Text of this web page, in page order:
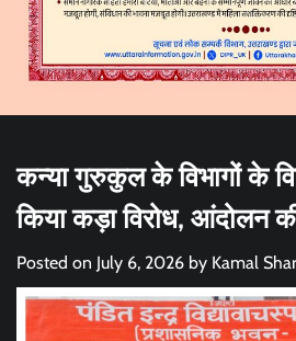
कन्या गुरुकुल के विभागों के
किया कड़ा विरोध, आंदोलन
Posted on July 6, 2026 by Kamal